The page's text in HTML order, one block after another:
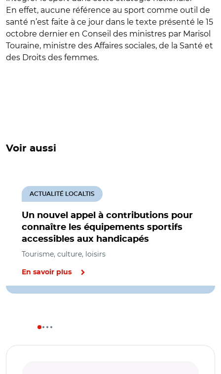
En effet, aucune référence au sport comme outil de
santé n’est faite à ce jour dans le texte présenté le 15
octobre dernier en Conseil des ministres par Marisol
Touraine, ministre des Affaires sociales, de la Santé et
des Droits des femmes.
Voir aussi
Un nouvel appel à contributions pour
connaître les équipements sportifs
accessibles aux handicapés
ACTUALITÉ LOCALTIS
Tourisme, culture, loisirs
En savoir plus